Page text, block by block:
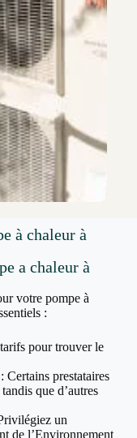
à chaleur à
a chaleur à
votre pompe à
:
pour trouver le
Certains prestataires
que d’autres
un
de l’Environnement